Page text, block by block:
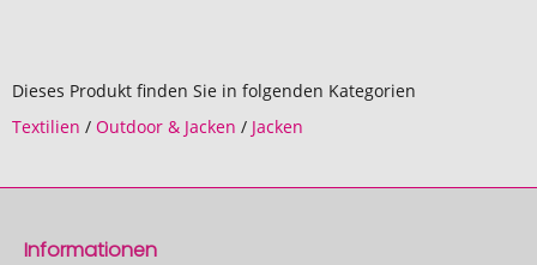
Dieses Produkt finden Sie in folgenden Kategorien
Textilien / Outdoor & Jacken / Jacken
Informationen